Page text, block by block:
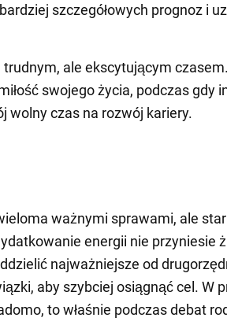
szczegółowych prognoz i
ale ekscytującym
swojego życia, podczas gdy
wolny czas na rozwój kariery.
ważnymi sprawami, ale
energii nie przyniesie
najważniejsze od
aby szybciej osiągnąć cel. W
to właśnie podczas debat